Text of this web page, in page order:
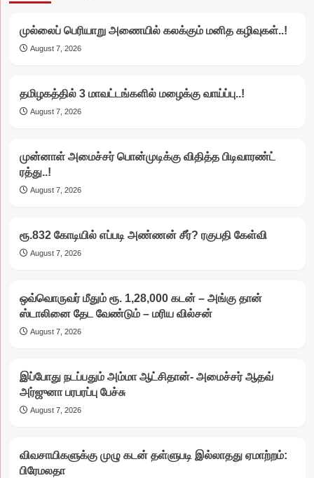
முல்லைப் பெரியாறு அணையில் கலக்கும் மனித கழிவுகள்..!
August 7, 2026
தமிழகத்தில் 3 மாவட்டங்களில் மழைக்கு வாய்ப்பு..!
August 7, 2026
முன்னாள் அமைச்சர் பொன்முடிக்கு விதித்த பிடிவாரண்ட்
ரத்து..!
August 7, 2026
ரூ.832 கோடியில் எப்படி அண்ணன் சீர்? ரகுபதி கேள்வி
August 7, 2026
ஒவ்வொருவர் மீதும் ரூ. 1,28,000 கடன் – அங்கு தான்
ஸ்டாலினை தேட வேண்டும் – மரிய வில்சன்
August 7, 2026
இப்போது நடப்பதும் அம்மா ஆட்சிதான்- அமைச்சர் ஆதவ்
அர்ஜுனா பரபரப்பு பேச்சு
August 7, 2026
விவசாயிகளுக்கு முழு கடன் தள்ளுபடி இல்லாதது ஏமாற்றம்:
பிரேமலதா